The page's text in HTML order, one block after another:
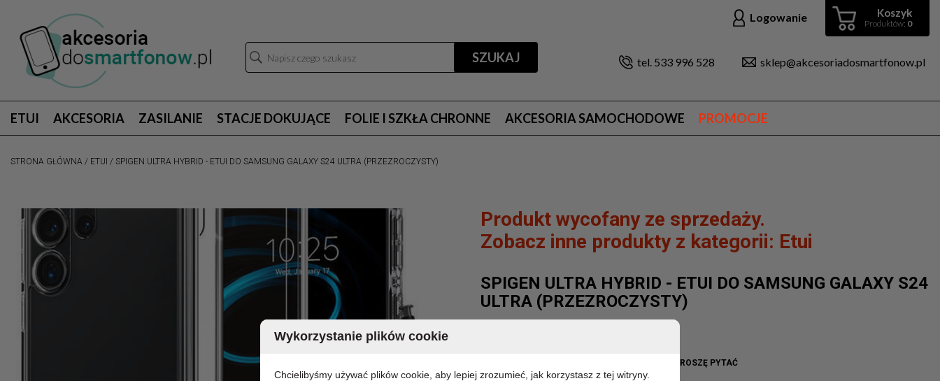
SZUKAJ
Koszyk
Produktów: 0
Logowanie
tel. 533 996 528 sklep@akcesoriadosmartfonow.pl
ETUI AKCESORIA ZASILANIE STACJE DOKUJĄCE FOLIE I SZKŁA CHRONNE AKCESORIA SAMOCHODOWE PROMOCJE
STRONA GŁÓWNA / ETUI / SPIGEN ULTRA HYBRID - ETUI DO SAMSUNG GALAXY S24 ULTRA (PRZEZROCZYSTY)
Produkt wycofany ze sprzedaży.
Zobacz inne produkty z kategorii: Etui
SPIGEN ULTRA HYBRID - ETUI DO SAMSUNG GALAXY S24
ULTRA (PRZEZROCZYSTY)
CHWILOWO BRAK - PROSZĘ PYTAĆ
Wykorzystanie plików cookie
Chcielibyśmy używać plików cookie, aby lepiej zrozumieć, jak korzystasz z tej witryny.